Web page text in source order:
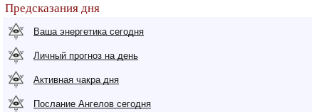
Предсказания дня
Ваша энергетика сегодня
Личный прогноз на день
Активная чакра дня
Послание Ангелов сегодня